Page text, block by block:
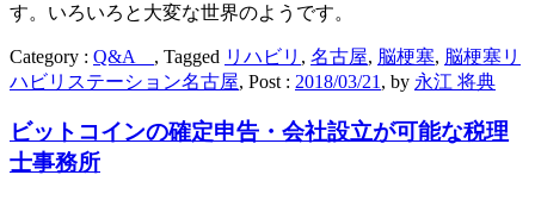
す。いろいろと大変な世界のようです。
Category : Q&A , Tagged リハビリ , 名古屋, 脳梗塞, 脳梗塞リ
ハビリステーション名古屋, Post : 2018/03/21 , by 永江 将典
ビットコインの確定申告・会社設立が可能な税理
士事務所